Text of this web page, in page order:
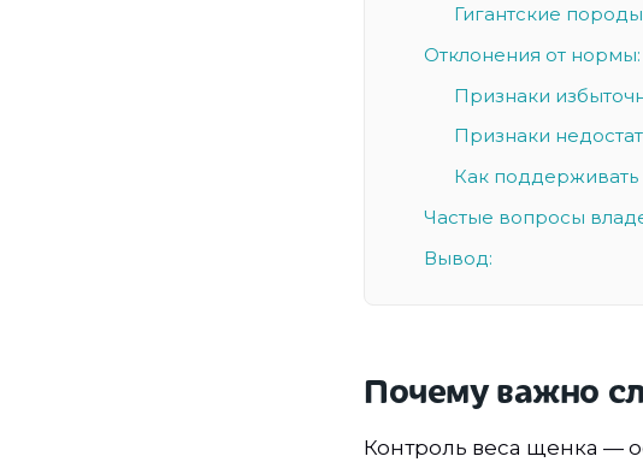
Гигантские
Отклонения от нормы:
Признаки
Признаки
Как
Частые вопросы
Вывод:
Почему важно
Контроль веса щенка —